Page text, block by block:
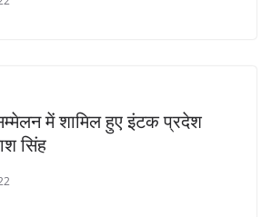
में शामिल हुए इंटक प्रदेश
सिंह